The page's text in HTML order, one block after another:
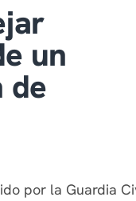
un
de
por la Guardia